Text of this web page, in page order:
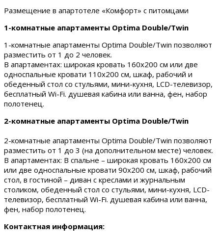
Размещение в апартотеле «Комфорт» с питомцами
1-комнатные апартаменты Optima Double/Twin
1-комнатные апартаменты Optima Double/Twin позволяют
разместить от 1 до 2 человек.
В апартаментах: широкая кровать 160х200 см или две
односпальные кровати 110х200 см, шкаф, рабочий и
обеденный стол со стульями, мини-кухня, LCD-телевизор,
бесплатный Wi-Fi. душевая кабина или ванна, фен, набор
полотенец.
2-комнатные апартаменты Optima Double/Twin
2-комнатные апартаменты Optima Double/Twin позволяют
разместить от 1 до 3 (на дополнительном месте) человек.
В апартаментах: В спальне – широкая кровать 160х200 см
или две односпальные кровати 90х200 см, шкаф, рабочий
стол, в гостиной – диван с креслами и журнальным
столиком, обеденный стол со стульями, мини-кухня, LCD-
телевизор, бесплатный Wi-Fi. душевая кабина или ванна,
фен, набор полотенец.
Контактная информация: